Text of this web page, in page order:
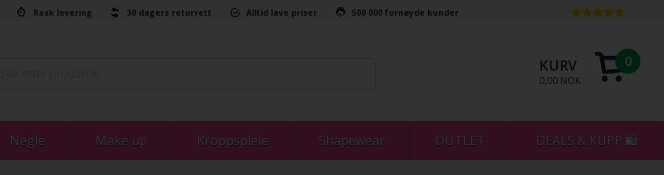
Rask levering 30 dagers returrett Alltid lave priser 500 000 fornøyde kunder
KURV
0,00 NOK
0
Negle Make up Kroppspleie Shapewear OUTLET DEALS & KUPP 🛍